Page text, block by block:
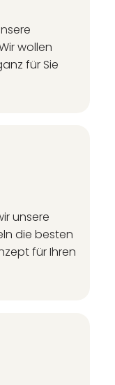
wollen
für Sie
unsere
die besten
für Ihren